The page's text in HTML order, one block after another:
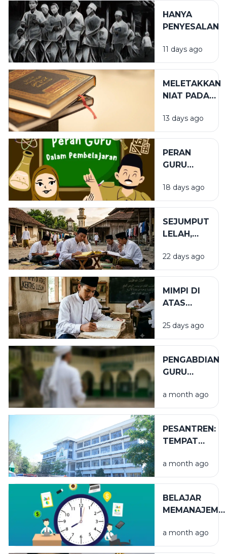
HANYA
PENYESALAN
11 days ago
MELETAKKAN
NIAT PADA
YANG TEPAT
13 days ago
PERAN
GURU
PENDIDIKAN
18 days ago
SEJUMPUT
LELAH,
BARAKAH
22 days ago
MIMPI DI
ATAS
LUSUH
25 days ago
PENGABDIAN
GURU
a month ago
PESANTREN:
TEMPAT
YANG TAK
TERLIHAT
a month ago
BELAJAR
a month ago